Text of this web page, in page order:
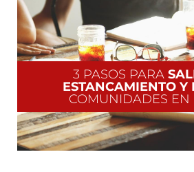
3 PASOS PARA
ESTANCAMIENTO Y
COMUNIDADES EN